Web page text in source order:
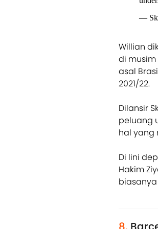
—
Willian
di musim
asal
2021/22.
Dilansir
peluang
hal yang
Di lini
Hakim